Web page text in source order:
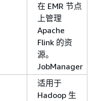
在 EMR 节点
上管理
Apache
Flink 的资
源。
JobManager
适用于
Hadoop 生